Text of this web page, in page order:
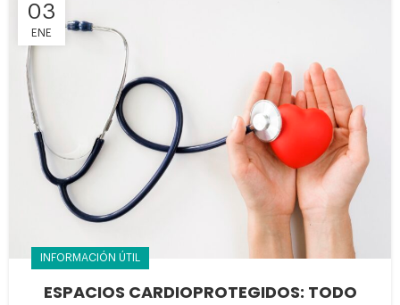
03
ENE
INFORMACIÓN ÚTIL
ESPACIOS CARDIOPROTEGIDOS: TODO